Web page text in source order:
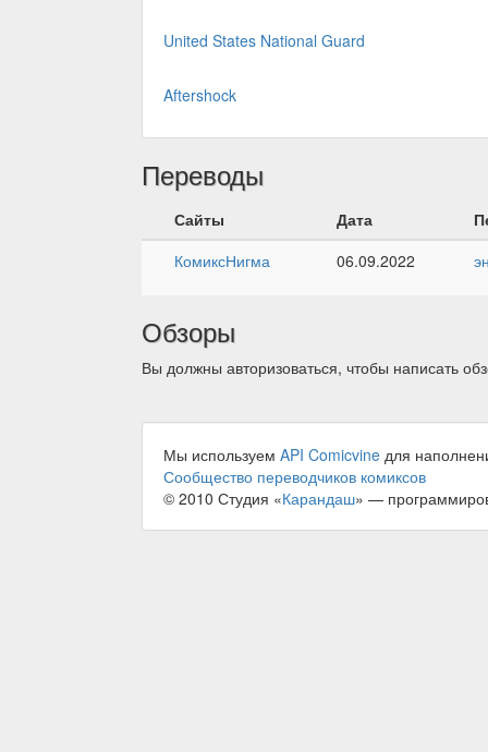
United States National Guard
Aftershock
Переводы
Сайты Дата
КомиксНигма
06.09.2022
Обзоры
Вы должны авторизоваться, чтобы написать
Мы используем API Comicvine для
Сообщество переводчиков комиксов
© 2010 Студия «Карандаш» —